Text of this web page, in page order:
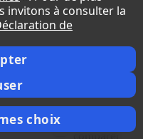
invitons à consulter la
de
choix